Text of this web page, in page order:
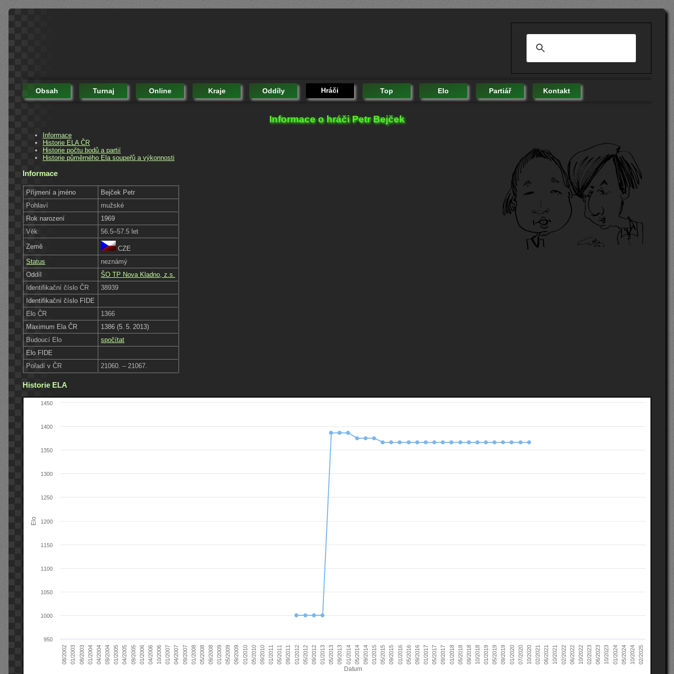
Obsah Turnaj Online Kraje Oddíly Hráči Top Elo Partiář Kontakt
Informace o hráči Petr Bejček
Informace
Historie ELA ČR
Historie počtu bodů a partií
Historie půměrného Ela soupeřů a výkonnosti
Informace
Příjmení a jméno
Bejček Petr
Pohlaví
mužské
Rok narození
1969
Věk
56.5–57.5 let
Země
CZE
Status
neznámý
Oddíl
ŠO TP Nova Kladno, z.s.
Identifikační číslo ČR
38939
Identifikační číslo FIDE
Elo ČR
1366
Maximum Ela ČR
1386 (5. 5. 2013)
Budoucí Elo
spočítat
Elo FIDE
Pořadí v ČR
21060. – 21067.
Historie ELA
Datum
Elo
08/2002 01/2003 08/2003 01/2004 04/2004 09/2004 01/2005 04/2005 09/2005 01/2006 04/2006 10/2006 01/2007 04/2007 09/2007 01/2008 05/2008 09/2008 01/2009 05/2009 09/2009 01/2010 05/2010 09/2010 01/2011 05/2011 09/2011 01/2012 05/2012 09/2012 01/2013 05/2013 09/2013 01/2014 05/2014 09/2014 01/2015 05/2015 09/2015 01/2016 05/2016 09/2016 01/2017 05/2017 09/2017 01/2018 05/2018 09/2018 10/2018 01/2019 05/2019 09/2019 01/2020 07/2020 10/2020 02/2021 06/2021 10/2021 02/2022 06/2022 10/2022 02/2023 06/2023 10/2023 01/2024 05/2024 10/2024 02/2025
950
1000
1050
1100
1150
1200
1250
1300
1350
1400
1450